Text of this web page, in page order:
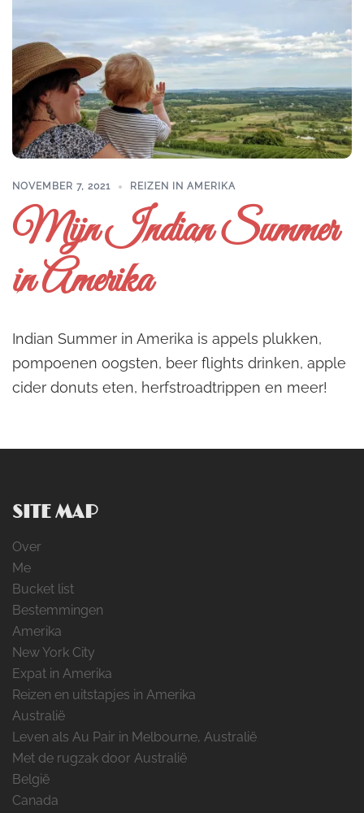
NOVEMBER 7, 2021 REIZEN IN AMERIKA
Mijn Indian Summer
in Amerika
Indian Summer in Amerika is appels plukken,
pompoenen oogsten, beer flights drinken, apple
cider donuts eten, herfstroadtrippen en meer!
SITE MAP
Over
Me
Bucket list
Bestemmingen
Amerika
New York City
Expat in Amerika
Reizen en uitstapjes in Amerika
Australië
Leven als Au Pair in Melbourne, Australië
Met de rugzak door Australië
België
Canada